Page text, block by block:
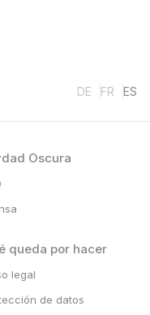
DE FR ES
Oscura
queda por hacer
legal
de datos